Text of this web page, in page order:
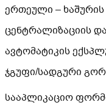
ერთეული – ხაშურის
ცენტრალიზაციის
ავტომატიკის
ჯგუფი/სადგური
სააპლიკაციო